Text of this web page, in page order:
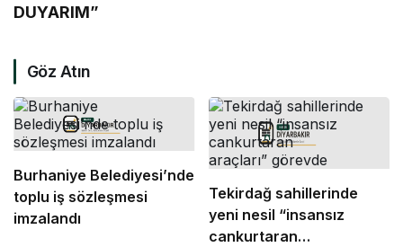
DUYARIM”
Göz Atın
Burhaniye Belediyesi’nde
toplu iş sözleşmesi
imzalandı
Tekirdağ sahillerinde
yeni nesil “insansız
cankurtaran